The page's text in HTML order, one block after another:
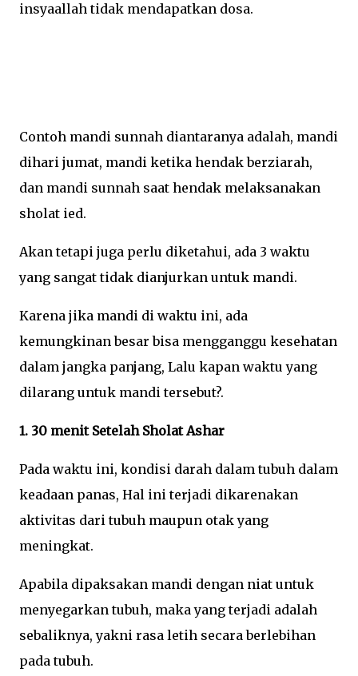
insyaallah tidak mendapatkan dosa.
Contoh mandi sunnah diantaranya adalah, mandi
dihari jumat, mandi ketika hendak berziarah,
dan mandi sunnah saat hendak melaksanakan
sholat ied.
Akan tetapi juga perlu diketahui, ada 3 waktu
yang sangat tidak dianjurkan untuk mandi.
Karena jika mandi di waktu ini, ada
kemungkinan besar bisa mengganggu kesehatan
dalam jangka panjang, Lalu kapan waktu yang
dilarang untuk mandi tersebut?.
1. 30 menit Setelah Sholat Ashar
Pada waktu ini, kondisi darah dalam tubuh dalam
keadaan panas, Hal ini terjadi dikarenakan
aktivitas dari tubuh maupun otak yang
meningkat.
Apabila dipaksakan mandi dengan niat untuk
menyegarkan tubuh, maka yang terjadi adalah
sebaliknya, yakni rasa letih secara berlebihan
pada tubuh.